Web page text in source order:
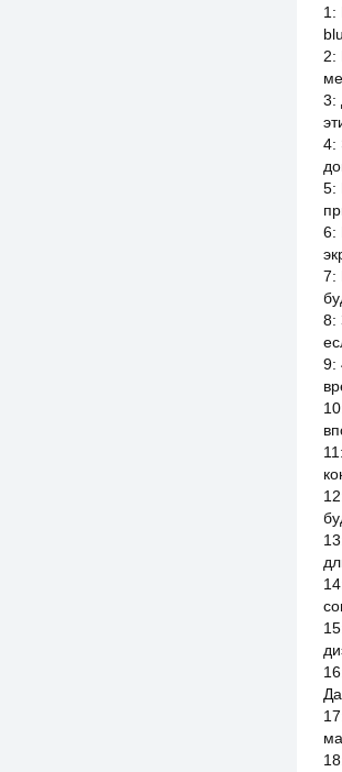
1 :
2:
3:
4:
5:
6:
7:
8:
9:
10
11 :
12
13
14
15
16
17
18